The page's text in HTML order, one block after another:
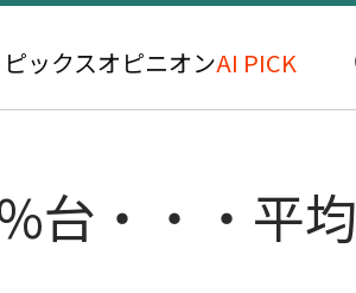
ピックスオピニオンAI PICK
台・・・平均